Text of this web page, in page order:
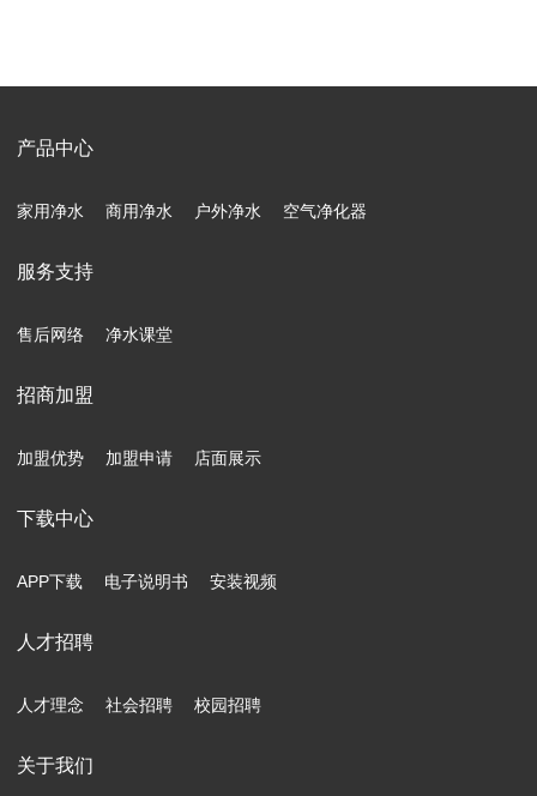
产品中心
家用净水 商用净水 户外净水 空气净化器
服务支持
售后网络 净水课堂
招商加盟
加盟优势 加盟申请 店面展示
下载中心
APP下载 电子说明书 安装视频
人才招聘
人才理念 社会招聘 校园招聘
关于我们